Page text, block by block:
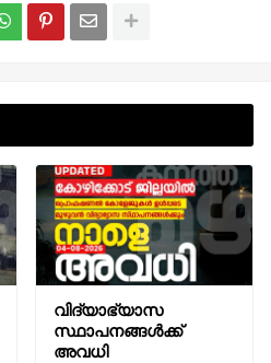
വിദ്യാഭ്യാസ
സ്ഥാപനങ്ങൾക്ക്
അവധി